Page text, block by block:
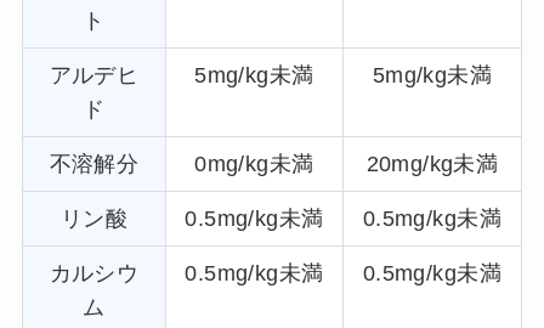
ト
アルデヒ
ド
5mg/kg未満 5mg/kg未満
不溶解分 0mg/kg未満 20mg/kg未満
リン酸 0.5mg/kg未満 0.5mg/kg未満
カルシウ
ム
0.5mg/kg未満 0.5mg/kg未満